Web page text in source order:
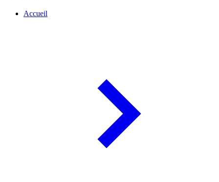
Accueil